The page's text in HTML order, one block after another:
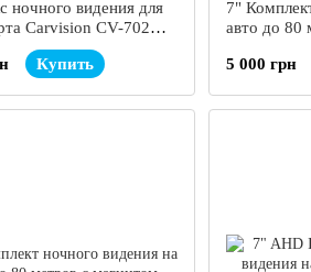
ночного видения для
Carvision CV-702
Купить
7"
авто до 80
5 000 грн